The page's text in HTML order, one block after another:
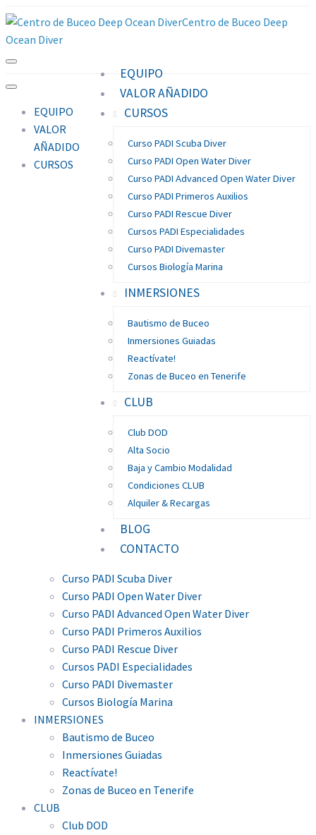
Centro de Buceo Deep
Ocean Diver
EQUIPO
VALOR AÑADIDO
CURSOS
Curso PADI Scuba Diver
Curso PADI Open Water Diver
Curso PADI Advanced Open Water Diver
Curso PADI Primeros Auxilios
Curso PADI Rescue Diver
Cursos PADI Especialidades
Curso PADI Divemaster
Cursos Biología Marina
INMERSIONES
Bautismo de Buceo
Inmersiones Guiadas
Reactívate!
Zonas de Buceo en Tenerife
CLUB
Club DOD
Alta Socio
Baja y Cambio Modalidad
Condiciones CLUB
Alquiler & Recargas
BLOG
CONTACTO
EQUIPO
VALOR
AÑADIDO
CURSOS
Curso PADI Scuba Diver
Curso PADI Open Water Diver
Curso PADI Advanced Open Water Diver
Curso PADI Primeros Auxilios
Curso PADI Rescue Diver
Cursos PADI Especialidades
Curso PADI Divemaster
Cursos Biología Marina
INMERSIONES
Bautismo de Buceo
Inmersiones Guiadas
Reactívate!
Zonas de Buceo en Tenerife
CLUB
Club DOD